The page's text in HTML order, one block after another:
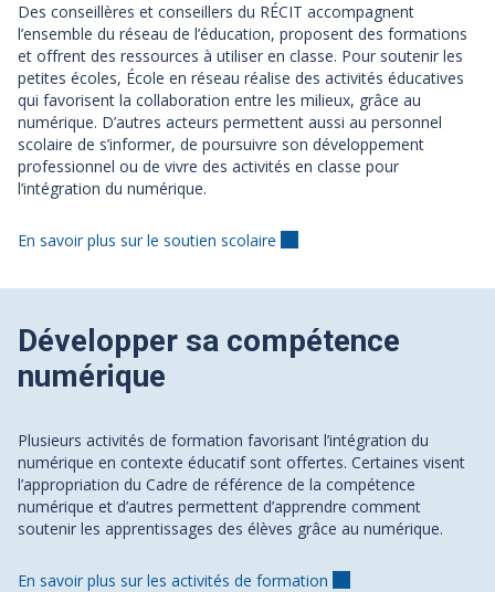
Des conseillères et conseillers du RÉCIT accompagnent
l’ensemble du réseau de l’éducation, proposent des formations
et offrent des ressources à utiliser en classe. Pour soutenir les
petites écoles, École en réseau réalise des activités éducatives
qui favorisent la collaboration entre les milieux, grâce au
numérique. D’autres acteurs permettent aussi au personnel
scolaire de s’informer, de poursuivre son développement
professionnel ou de vivre des activités en classe pour
l’intégration du numérique.
En savoir plus sur le soutien scolaire
Développer sa compétence
numérique
Plusieurs activités de formation favorisant l’intégration du
numérique en contexte éducatif sont offertes. Certaines visent
l’appropriation du Cadre de référence de la compétence
numérique et d’autres permettent d’apprendre comment
soutenir les apprentissages des élèves grâce au numérique.
En savoir plus sur les activités de formation